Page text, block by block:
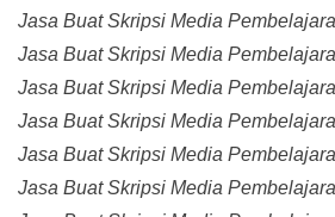
Jasa Buat Skripsi Media
Jasa Buat Skripsi Media
Jasa Buat Skripsi Media
Jasa Buat Skripsi Media
Jasa Buat Skripsi Media
Jasa Buat Skripsi Media